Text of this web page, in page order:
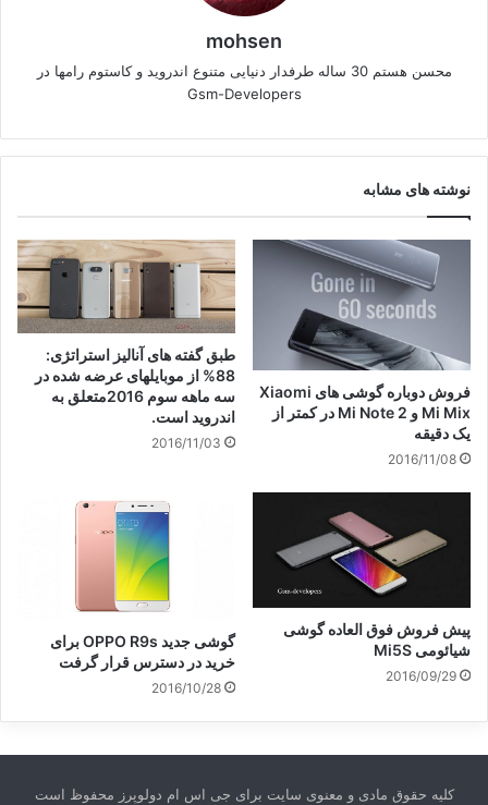
mohsen
محسن هستم 30 ساله طرفدار دنیایی متنوع اندروید و کاستوم رامها در
Gsm-Developers
نوشته های مشابه
فروش دوباره گوشی های Xiaomi
Mi Mix و Mi Note 2 در کمتر از
یک دقیقه
2016/11/08
طبق گفته های آنالیز استراتژی:
88% از موبایلهای عرضه شده در
سه ماهه سوم 2016متعلق به
اندروید است.
2016/11/03
پیش فروش فوق العاده گوشی
شیائومی Mi5S
2016/09/29
گوشی جدید OPPO R9s برای
خرید در دسترس قرار گرفت
2016/10/28
کلیه حقوق مادی و معنوی سایت برای جی اس ام دولوپرز محفوظ است